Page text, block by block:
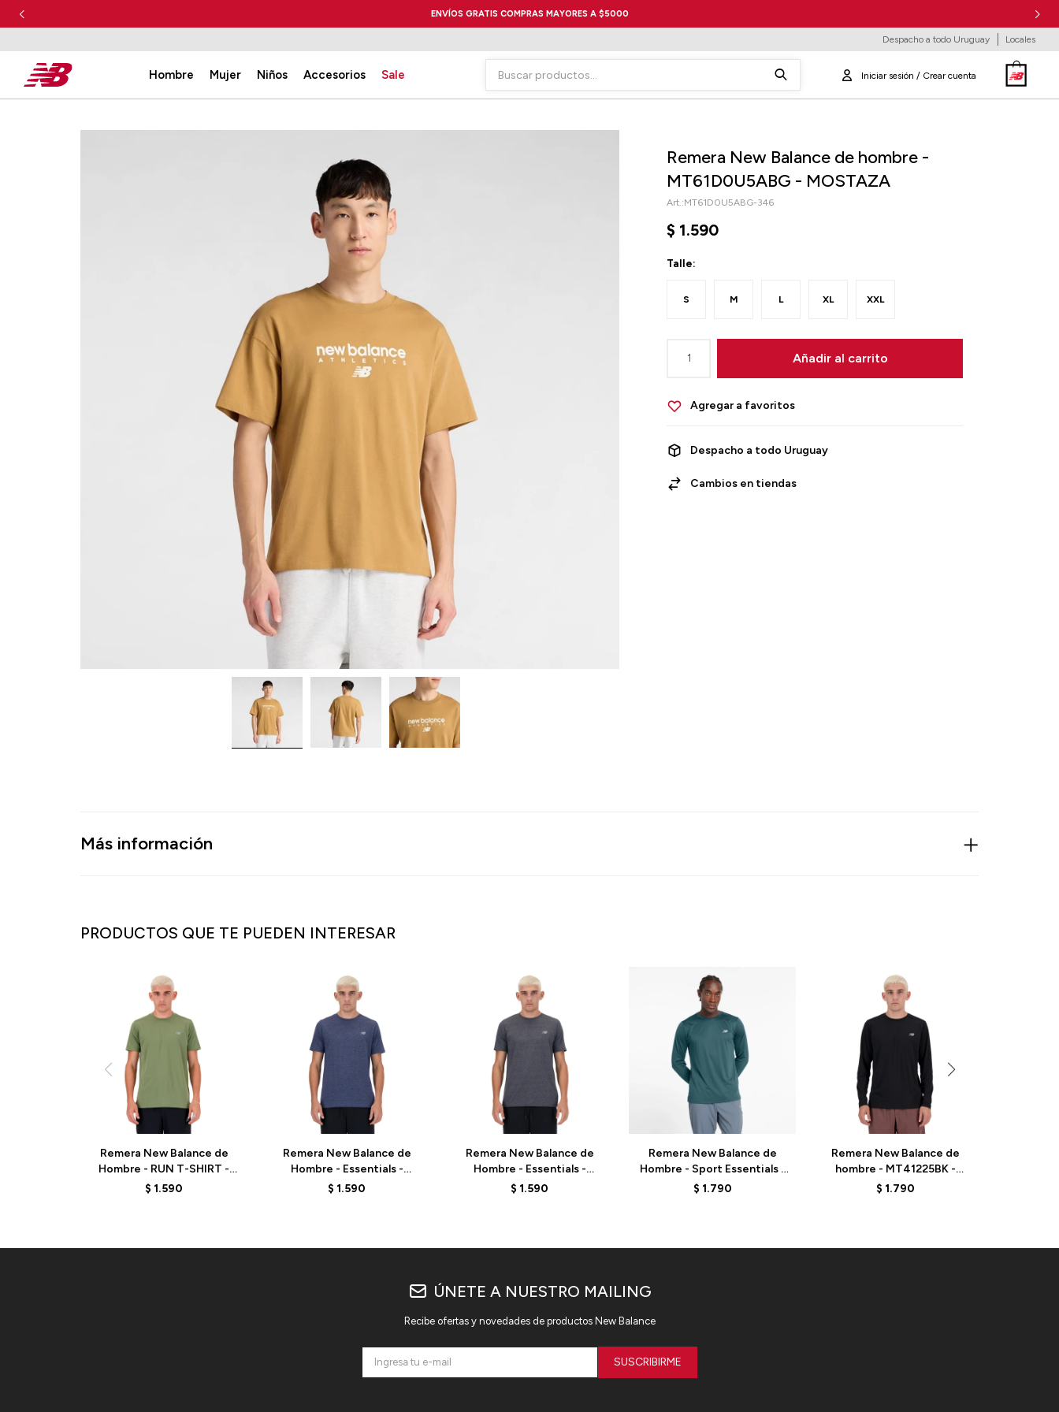
ENVÍOS GRATIS COMPRAS MAYORES A $5000
Hombre Mujer Niños Accesorios Sale
Despacho a todo Uruguay Locales
Remera New Balance de hombre -
MT61D0U5ABG - MOSTAZA
MT61D0U5ABG-346
$ 1.590
Talle:
S M L XL XXL
1 Añadir al carrito
Despacho a todo Uruguay
Cambios en tiendas
Más información
PRODUCTOS QUE TE PUEDEN INTERESAR
Remera New Balance de
Hombre - RUN T-SHIRT -
MT41222DEK - GREEN
$ 1.590
Remera New Balance de
Hombre - Essentials -
MT41070NNH - BLUE
$ 1.590
Remera New Balance de
Hombre - Essentials -
MT41070BKH - BLACK
$ 1.590
Remera New Balance de
Hombre - Sport Essentials -
MT41225AAZ - TURQUOISE
$ 1.790
Remera New Balance de
hombre - MT41225BK -
BLACK
$ 1.790
ÚNETE A NUESTRO MAILING
Recibe ofertas y novedades de productos New Balance
SUSCRIBIRME